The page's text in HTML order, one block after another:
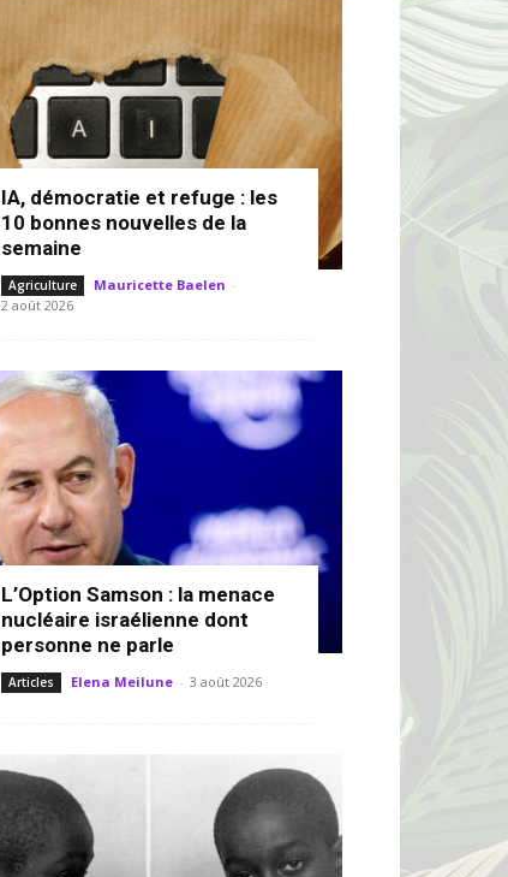
IA, démocratie et refuge : les
10 bonnes nouvelles de la
semaine
Agriculture Mauricette Baelen -
2 août 2026
L’Option Samson : la menace
nucléaire israélienne dont
personne ne parle
Articles Elena Meilune - 3 août 2026